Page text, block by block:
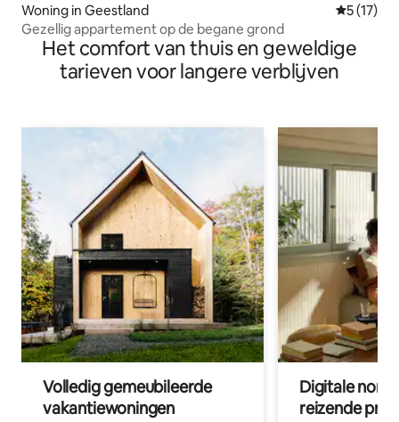
Woning in Geestland
5 (17)
Gezellig appartement op de begane grond
Het comfort van thuis en geweldige
tarieven voor langere verblijven
Volledig gemeubileerde
vakantiewoningen
Digitale
reizende